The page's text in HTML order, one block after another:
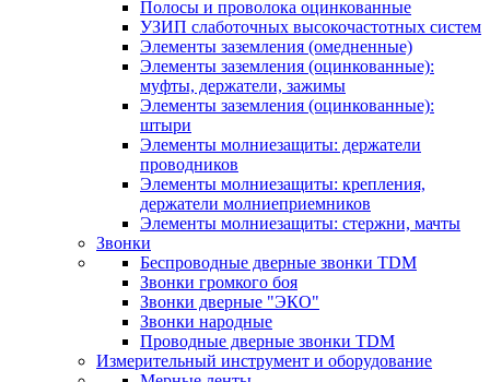
Полосы и проволока оцинкованные
УЗИП слаботочных высокочастотных систем
Элементы заземления (омедненные)
Элементы заземления (оцинкованные):
муфты, держатели, зажимы
Элементы заземления (оцинкованные):
штыри
Элементы молниезащиты: держатели
проводников
Элементы молниезащиты: крепления,
держатели молниеприемников
Элементы молниезащиты: стержни, мачты
Звонки
Беспроводные дверные звонки TDM
Звонки громкого боя
Звонки дверные "ЭКО"
Звонки народные
Проводные дверные звонки TDM
Измерительный инструмент и оборудование